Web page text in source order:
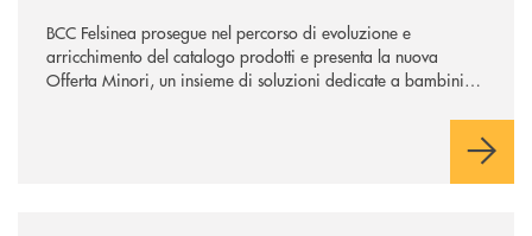
BCC Felsinea prosegue nel percorso di evoluzione e
arricchimento del catalogo prodotti e presenta la nuova
Offerta Minori, un insieme di soluzioni dedicate a bambini e
sviluppo di una relazione consapevole con il denaro, sempre